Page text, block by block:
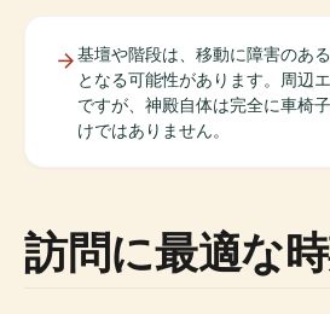
基壇や階段は、移動に障害のあ
となる可能性があります。周辺
ですが、神殿自体は完全に車椅
けではありません。
訪問に最適な